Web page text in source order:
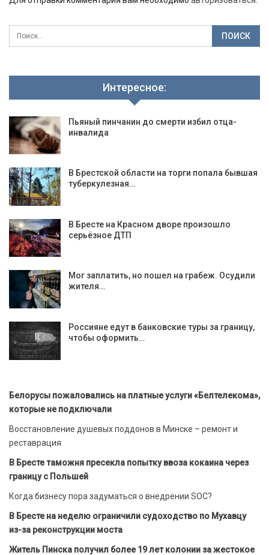
Интересное:
Пьяный пинчанин до смерти избил отца-
инвалида
В Брестской области на торги попала бывшая
туберкулезная…
В Бресте на Красном дворе произошло
серьёзное ДТП
Мог заплатить, но пошел на грабеж. Осудили
жителя…
Россияне едут в банковские туры за границу,
чтобы оформить…
Белорусы пожаловались на платные услуги «Белтелекома»,
которые не подключали
Восстановление душевых поддонов в Минске – ремонт и
реставрация
В Бресте таможня пресекла попытку ввоза кокаина через
границу с Польшей
Когда бизнесу пора задуматься о внедрении SOC?
В Бресте на неделю ограничили судоходство по Мухавцу
из-за реконструкции моста
Житель Пинска получил более 19 лет колонии за жестокое